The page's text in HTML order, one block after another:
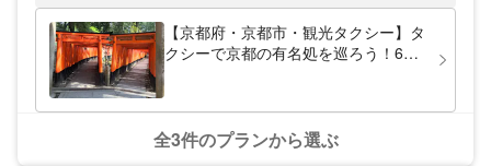
【京都府・京都市・観光タクシー】タ
クシーで京都の有名処を巡ろう！6時
全3件のプランから選ぶ